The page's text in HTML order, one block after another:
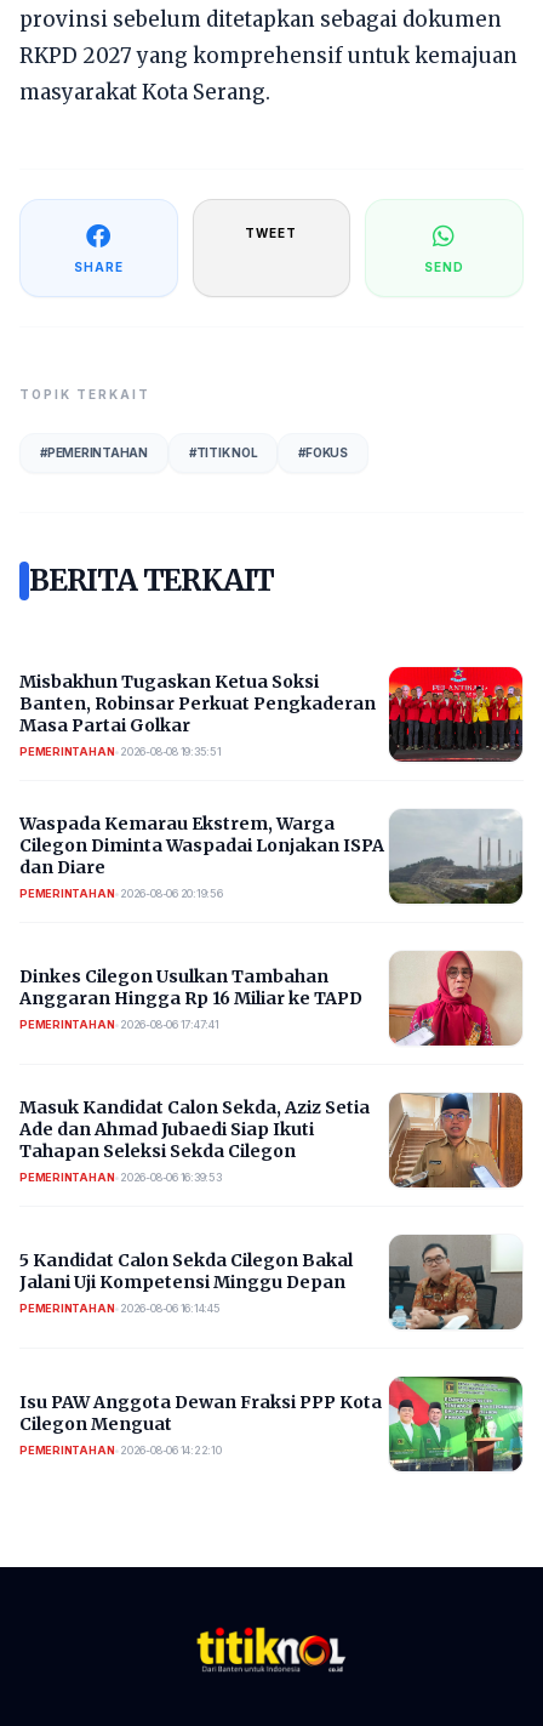
provinsi sebelum ditetapkan sebagai dokumen
RKPD 2027 yang komprehensif untuk kemajuan
masyarakat Kota Serang.
SHARE
TWEET
SEND
TOPIK TERKAIT
#PEMERINTAHAN #TITIK NOL #FOKUS
BERITA TERKAIT
Misbakhun Tugaskan Ketua Soksi
Banten, Robinsar Perkuat Pengkaderan
Masa Partai Golkar
PEMERINTAHAN• 2026-08-08 19:35:51
Waspada Kemarau Ekstrem, Warga
Cilegon Diminta Waspadai Lonjakan ISPA
dan Diare
PEMERINTAHAN• 2026-08-06 20:19:56
Dinkes Cilegon Usulkan Tambahan
Anggaran Hingga Rp 16 Miliar ke TAPD
PEMERINTAHAN• 2026-08-06 17:47:41
Masuk Kandidat Calon Sekda, Aziz Setia
Ade dan Ahmad Jubaedi Siap Ikuti
Tahapan Seleksi Sekda Cilegon
PEMERINTAHAN• 2026-08-06 16:39:53
5 Kandidat Calon Sekda Cilegon Bakal
Jalani Uji Kompetensi Minggu Depan
PEMERINTAHAN• 2026-08-06 16:14:45
Isu PAW Anggota Dewan Fraksi PPP Kota
Cilegon Menguat
PEMERINTAHAN• 2026-08-06 14:22:10